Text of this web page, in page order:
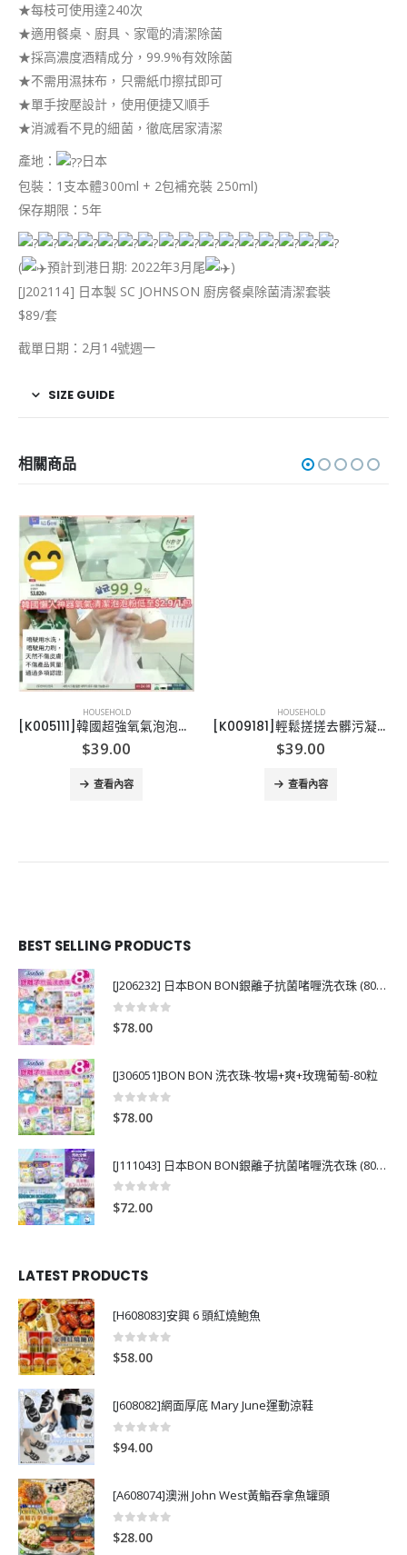
★每枝可使用達240次
★適用餐桌、廚具、家電的清潔除菌
★採高濃度酒精成分，99.9%有效除菌
★不需用濕抹布，只需紙巾擦拭即可
★單手按壓設計，使用便捷又順手
★消滅看不見的細菌，徹底居家清潔
產地：
日本
包裝：1支本體300ml + 2包補充裝 250ml)
保存期限：5年
( 預計到港日期: 2022年3月尾
)
[J202114] 日本製 SC JOHNSON 廚房餐桌除菌清潔套裝
$89/套
截單日期：2月14號週一
SIZE GUIDE
相關商品
HOUSEHOLD
[K005111]韓國超強氧氣泡泡清潔粉-10包
$39.00
查看內容
HOUSEHOLD
[K009181]輕鬆搓搓去髒污凝膠60ml
$39.00
查看內容
BEST SELLING PRODUCTS
[J206232] 日本BON BON銀離子抗菌啫喱洗衣珠 (80粒)
0out of 5
$78.00
[J306051]BON BON 洗衣珠-牧場+爽+玫瑰葡萄-80粒
0
$78.00
[J111043] 日本BON BON銀離子抗菌啫喱洗衣珠 (80粒)
0
$72.00
LATEST PRODUCTS
[H608083]安興 6 頭紅燒鮑魚
0out of 5
$58.00
[J608082]網面厚底 Mary June運動涼鞋
0 out of 5
$94.00
[A608074]澳洲 John West黃鮨吞拿魚罐頭
0
$28.00